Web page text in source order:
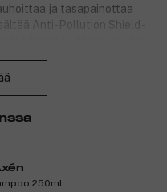
ja tasapainottaa
Anti-Pollution Shield -
piparmintun tuoksu.
ja jasmiinin vivahteita.
ja viilentävän
250ml